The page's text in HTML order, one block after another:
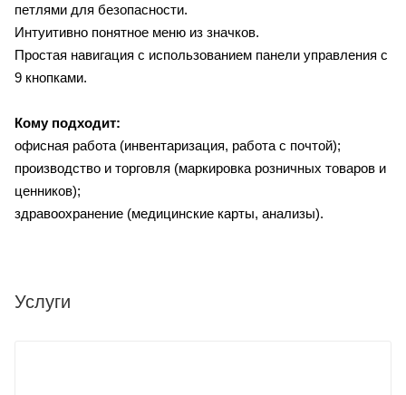
петлями для безопасности.
Интуитивно понятное меню из значков.
Простая навигация с использованием панели управления с
9 кнопками.
Кому подходит:
офисная работа (инвентаризация, работа с почтой);
производство и торговля (маркировка розничных товаров и
ценников);
здравоохранение (медицинские карты, анализы).
Услуги